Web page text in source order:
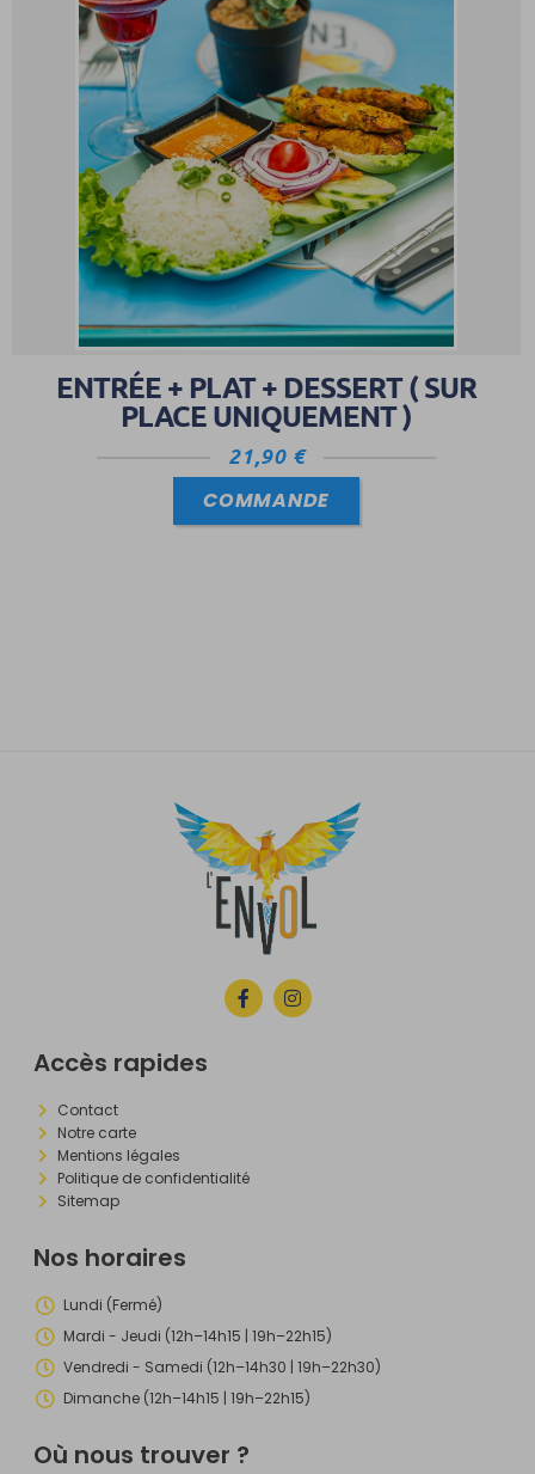
ENTRÉE + PLAT + DESSERT ( SUR
PLACE UNIQUEMENT )
21,90 €
COMMANDE
Accès rapides
Contact
Notre carte
Mentions légales
Politique de confidentialité
Sitemap
Nos horaires
Lundi (Fermé)
Mardi - Jeudi (12h–14h15 | 19h–22h15)
Vendredi - Samedi (12h–14h30 | 19h–22h30)
Dimanche (12h–14h15 | 19h–22h15)
Où nous trouver ?